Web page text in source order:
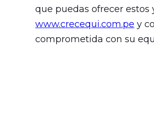
que puedas ofrecer estos
www.crecequi.com.pe y
comprometida con su